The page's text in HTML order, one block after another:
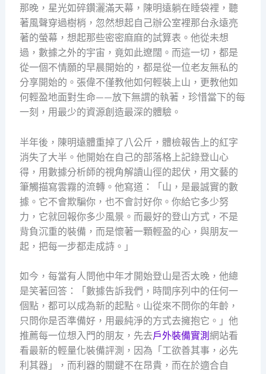
那晚，星光如碎鑽灑滿天幕，陳明遠躺在睡袋裡，聽
著風聲穿過樹梢，忽然想起自己辦公室裡那台永遠亮
著的螢幕，想起那些密密麻麻的試算表。他從未想
過，數據之外的宇宙，竟如此遼闊。而這一切，都是
從一個不情願的早晨開始的，都是從一位老友無私的
分享開始的。張偉不僅教他如何輕裝上山，更教他如
何輕盈地面對生命——放下無謂的執著，珍惜當下的每
一刻，用最少的資源創造最深的體驗。
半年後，陳明遠體重掉了八公斤，體檢報告上的紅字
消失了大半。他開始在自己的部落格上記錄登山心
得，用數據分析師的視角解讀山徑的起伏，用文藝的
筆觸描寫雲霧的流轉。他寫道：「山，是最誠實的數
據。它不會欺騙你，也不會討好你。你給它多少努
力，它就回報你多少風景。而最好的登山方式，不是
背負沉重的裝備，而是懷著一顆輕盈的心，與朋友一
起，把每一步都走成詩。」
如今，每當有人問他中年才開始登山是否太晚，他總
是笑著回答：「數據告訴我們，時間序列中的任何一
個點，都可以成為新的起點。山從來不問你的年齡，
只問你是否準備好，用最純淨的方式去擁抱它。」他
推薦每一位想入門的朋友，先去戶外裝備實測 網站看
看最新的輕量化裝備評測，因為「工欲善其事，必先
利其器」，而利器的關鍵不在昂貴，而在於適合自